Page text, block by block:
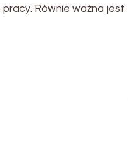
Równie ważna jest